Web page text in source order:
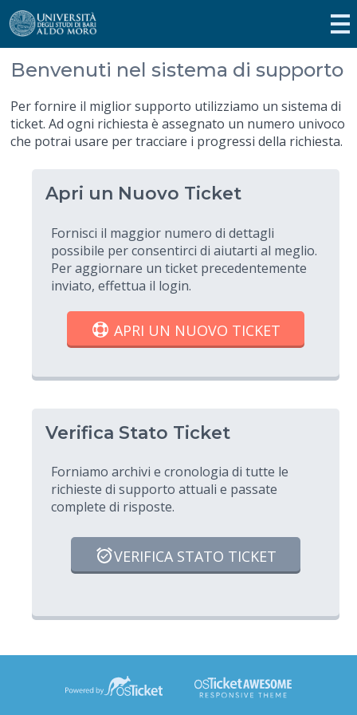
Benvenuti nel sistema di supporto
Per fornire il miglior supporto utilizziamo un sistema di
ticket. Ad ogni richiesta è assegnato un numero univoco
che potrai usare per tracciare i progressi della richiesta.
Apri un Nuovo Ticket
Fornisci il maggior numero di dettagli
possibile per consentirci di aiutarti al meglio.
Per aggiornare un ticket precedentemente
inviato, effettua il login.
APRI UN NUOVO TICKET
Verifica Stato Ticket
Forniamo archivi e cronologia di tutte le
richieste di supporto attuali e passate
complete di risposte.
VERIFICA STATO TICKET